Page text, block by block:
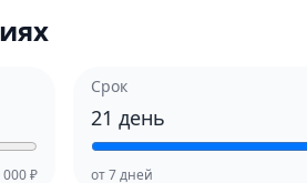
000₽
Срок
21 день
от7дней